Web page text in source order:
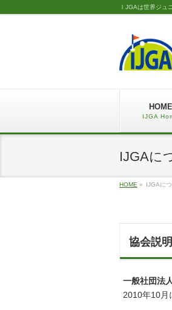
ＩJGAは世界ジュ
HOME
IJGA
IJGAに
HOME » IJGAに
協会説明
一般社団法
2010年10月